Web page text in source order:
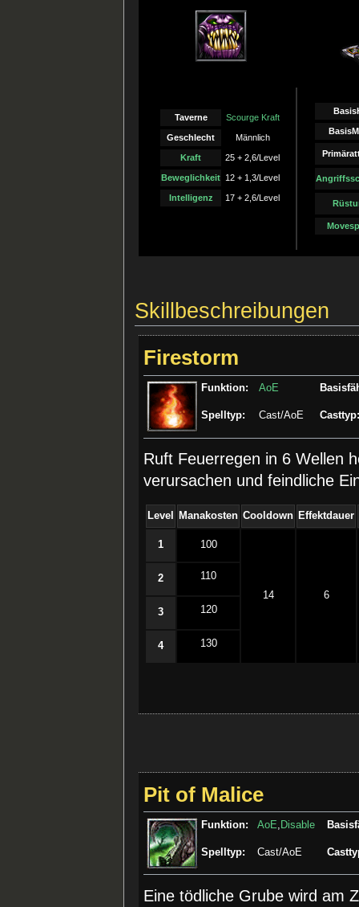
Taverne Scourge Kraft
Geschlecht Männlich
Kraft 25 + 2,6/Level
Beweglichkeit 12 + 1,3/Level
Intelligenz 17 + 2,6/Level
Skillbeschreibungen
Firestorm
Funktion: AoE
Spelltyp: Cast/AoE
Ruft Feuerregen in 6 Wellen
verursachen und feindliche
Level Manakosten Cooldown Effektdauer
1 100
14 6
2 110
3 120
4 130
Pit of Malice
Funktion: AoE Disable
Spelltyp: Cast/AoE
Eine tödliche Grube wird am